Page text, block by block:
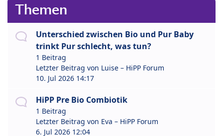
Themen
Unterschied zwischen Bio und Pur Baby
trinkt Pur schlecht, was tun?
1 Beitrag
Letzter Beitrag von Luise – HiPP Forum
10. Jul 2026 14:17
HiPP Pre Bio Combiotik
1 Beitrag
Letzter Beitrag von Eva – HiPP Forum
6. Jul 2026 12:04